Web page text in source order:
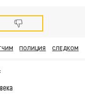
ПОЛИЦИЯ СЛЕДКОМ